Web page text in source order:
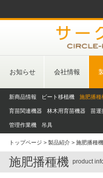
お知らせ 会社情報
新商品情報 ビート移植機 施肥播種
育苗関連機器 林木用育苗機器 苗運
管理作業機 吊具
トップページ > 製品紹介> 施肥播種機
施肥播種機 product